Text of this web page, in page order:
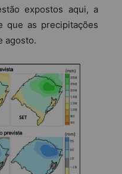
expostos aqui, a
que as precipitações
agosto.